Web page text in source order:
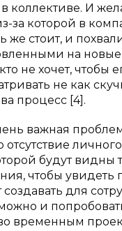
И
за которой в
же стоит, и
на новые
не хочет, чтобы
не как
процесс [4].
важная
отсутствие
будут
чтобы увидеть
для
и
временным